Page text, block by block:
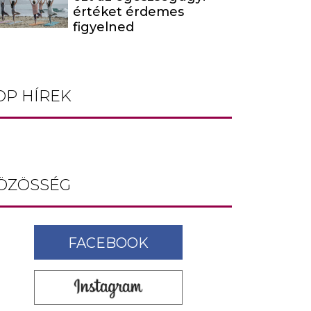
értéket érdemes
figyelned
HÍREK
FACEBOOK